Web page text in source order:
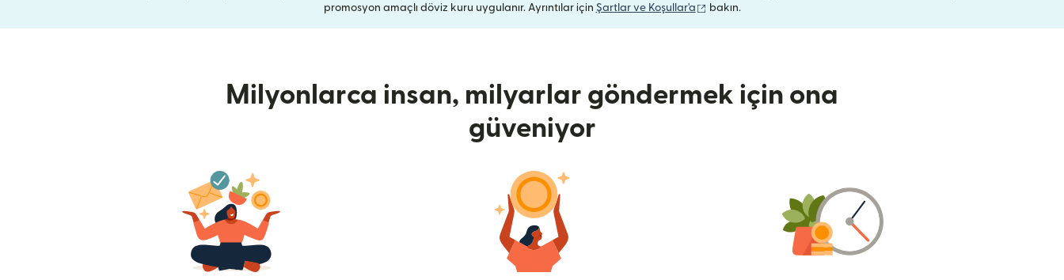
promosyon amaçlı döviz kuru uygulanır. Ayrıntılar için Şartlar ve Koşullar'a (yeni pencerede açılır)
bakın.
Milyonlarca insan, milyarlar göndermek için ona
güveniyor